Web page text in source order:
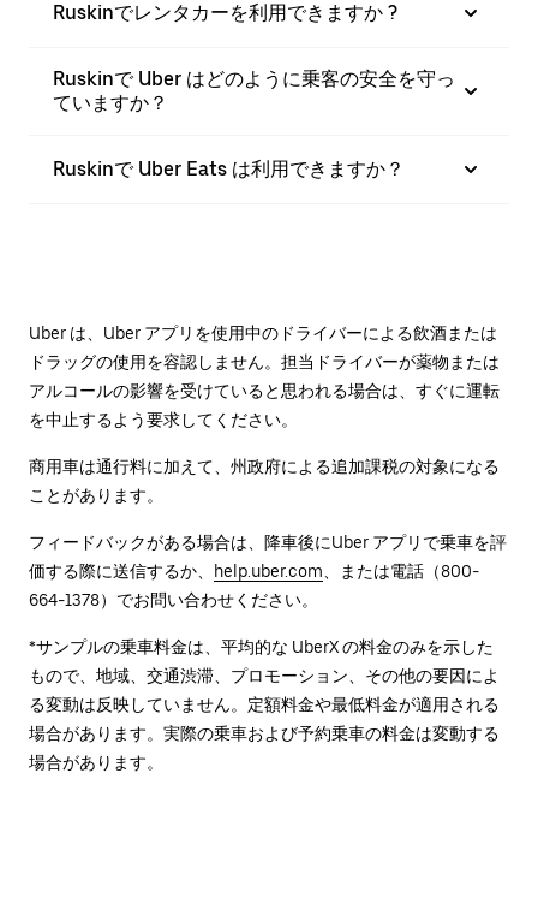
Ruskinでレンタカーを利用できますか ?
Ruskinで Uber はどのように乗客の安全を守っ
ていますか？
Ruskinで Uber Eats は利用できますか？
Uber は、Uber アプリを使用中のドライバーによる飲酒または
ドラッグの使用を容認しません。担当ドライバーが薬物または
アルコールの影響を受けていると思われる場合は、すぐに運転
を中止するよう要求してください。
商用車は通行料に加えて、州政府による追加課税の対象になる
ことがあります。
フィードバックがある場合は、降車後に⁠Uber アプリで乗車を評
価する際に送信するか、
help.uber.com 、または電話（800-
664-1378）でお問い合わせください。
*サンプルの乗車料金は、平均的な UberX の料金のみを示した
もので、地域、交通渋滞、プロモーション、その他の要因によ
る変動は反映していません。定額料金や最低料金が適用される
場合があります。実際の乗車および予約乗車の料金は変動する
場合があります。